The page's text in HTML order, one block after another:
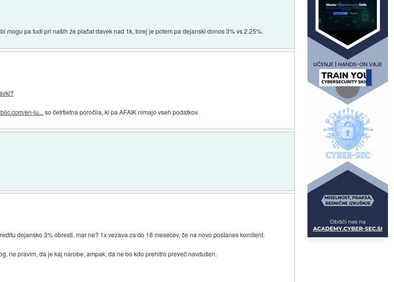
mogu pa tudi pri naših že plačat davek nad 1k, torej je potem pa dejanski donos 3% vs 2.25%.
en-lu... so četrtletna poročila, ki pa AFAIK nimajo vseh podatkov.
dejansko 3% obresti, mar ne? 1x vezava za do 18 mesecev, če na novo postanes komitent.
ne pravim, da je kaj narobe, ampak, da ne bo kdo prehitro preveč navdušen.